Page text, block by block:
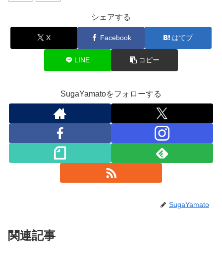
シェアする
X Facebook はてブ
LINE コピー
SugaYamatoをフォローする
SugaYamato
関連記事